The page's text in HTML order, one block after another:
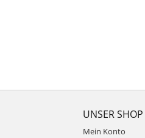
UNSER SHOP
Mein Konto